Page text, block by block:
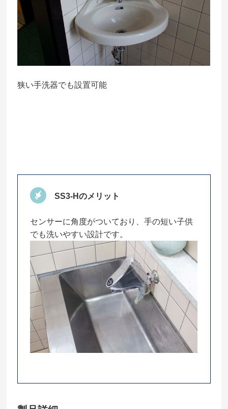
狭い手洗器でも設置可能
SS3-Hのメリット
センサーに角度がついており、手の短い子供
でも洗いやすい設計です。